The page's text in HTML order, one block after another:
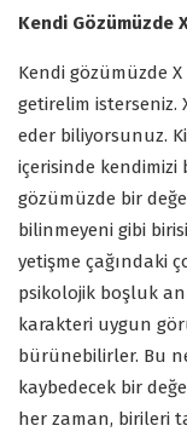
Kendi Gözümüzde
Kendi gözümüzde
getirelim isterseniz.
eder biliyorsunuz.
içerisinde kendimizi
gözümüzde bir
bilinmeyeni gibi
yetişme çağındaki
psikolojik boşluk
karakteri uygun
bürünebilirler. Bu
kaybedecek bir
her zaman, birileri